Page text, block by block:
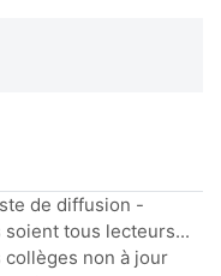
de diffusion -
tous lecteurs...
collèges non à jour